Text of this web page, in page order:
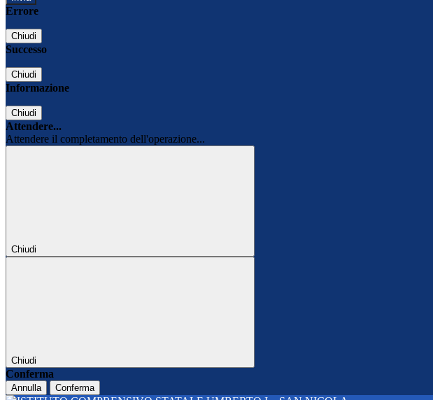
Errore
Chiudi
Successo
Chiudi
Informazione
Chiudi
Attendere...
Attendere il completamento dell'operazione...
Chiudi
Chiudi
Conferma
Annulla Conferma